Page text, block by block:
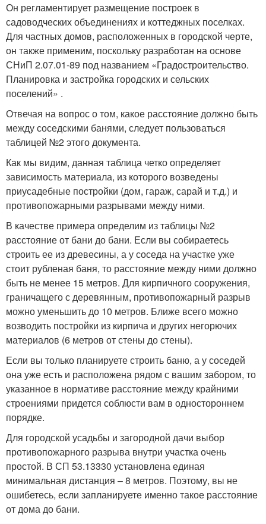
Он регламентирует размещение построек в
садоводческих объединениях и коттеджных поселках.
Для частных домов, расположенных в городской черте,
он также применим, поскольку разработан на основе
СНиП 2.07.01-89 под названием «Градостроительство.
Планировка и застройка городских и сельских
поселений» .
Отвечая на вопрос о том, какое расстояние должно быть
между соседскими банями, следует пользоваться
таблицей №2 этого документа.
Как мы видим, данная таблица четко определяет
зависимость материала, из которого возведены
приусадебные постройки (дом, гараж, сарай и т.д.) и
противопожарными разрывами между ними.
В качестве примера определим из таблицы №2
расстояние от бани до бани. Если вы собираетесь
строить ее из древесины, а у соседа на участке уже
стоит рубленая баня, то расстояние между ними должно
быть не менее 15 метров. Для кирпичного сооружения,
граничащего с деревянным, противопожарный разрыв
можно уменьшить до 10 метров. Ближе всего можно
возводить постройки из кирпича и других негорючих
материалов (6 метров от стены до стены).
Если вы только планируете строить баню, а у соседей
она уже есть и расположена рядом с вашим забором, то
указанное в нормативе расстояние между крайними
строениями придется соблюсти вам в одностороннем
порядке.
Для городской усадьбы и загородной дачи выбор
противопожарного разрыва внутри участка очень
простой. В СП 53.13330 установлена единая
минимальная дистанция – 8 метров. Поэтому, вы не
ошибетесь, если запланируете именно такое расстояние
от дома до бани.